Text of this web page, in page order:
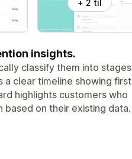
+ 2 til
insights.
classify them into stages
a clear timeline showing first
highlights customers who
on their existing data.